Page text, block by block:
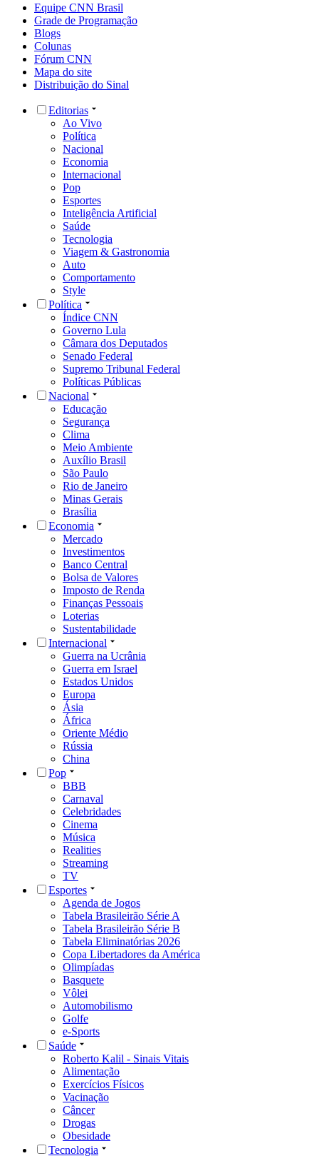
Equipe CNN Brasil
Grade de Programação
Blogs
Colunas
Fórum CNN
Mapa do site
Distribuição do Sinal
Editorias
Ao Vivo
Política
Nacional
Economia
Internacional
Pop
Esportes
Inteligência Artificial
Saúde
Tecnologia
Viagem & Gastronomia
Auto
Comportamento
Style
Política
Índice CNN
Governo Lula
Câmara dos Deputados
Senado Federal
Supremo Tribunal Federal
Políticas Públicas
Nacional
Educação
Segurança
Clima
Meio Ambiente
Auxílio Brasil
São Paulo
Rio de Janeiro
Minas Gerais
Brasília
Economia
Mercado
Investimentos
Banco Central
Bolsa de Valores
Imposto de Renda
Finanças Pessoais
Loterias
Sustentabilidade
Internacional
Guerra na Ucrânia
Guerra em Israel
Estados Unidos
Europa
Ásia
África
Oriente Médio
Rússia
China
Pop
BBB
Carnaval
Celebridades
Cinema
Música
Realities
Streaming
TV
Esportes
Agenda de Jogos
Tabela Brasileirão Série A
Tabela Brasileirão Série B
Tabela Eliminatórias 2026
Copa Libertadores da América
Olimpíadas
Basquete
Vôlei
Automobilismo
Golfe
e-Sports
Saúde
Roberto Kalil - Sinais Vitais
Alimentação
Exercícios Físicos
Vacinação
Câncer
Drogas
Obesidade
Tecnologia